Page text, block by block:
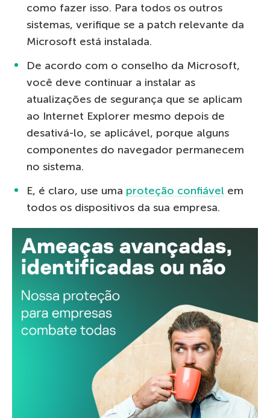
como fazer isso. Para todos os outros
sistemas, verifique se a patch relevante da
Microsoft está instalada.
De acordo com o conselho da Microsoft,
você deve continuar a instalar as
atualizações de segurança que se aplicam
ao Internet Explorer mesmo depois de
desativá-lo, se aplicável, porque alguns
componentes do navegador permanecem
no sistema.
E, é claro, use uma proteção confiável em
todos os dispositivos da sua empresa.